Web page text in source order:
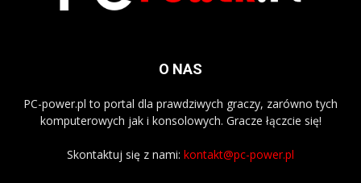
O NAS
PC-power.pl to portal dla prawdziwych graczy, zarówno tych
komputerowych jak i konsolowych. Gracze łączcie się!
Skontaktuj się z nami: kontakt@pc-power.pl